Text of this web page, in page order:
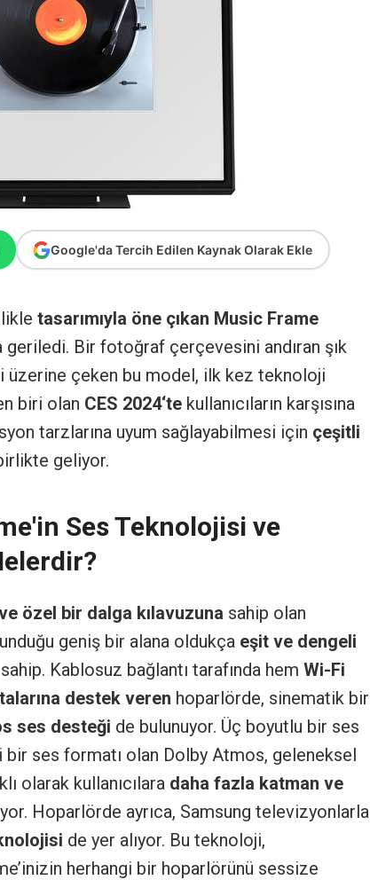
Google'da Tercih Edilen Kaynak Olarak Ekle
tasarımıyla öne çıkan Music Frame
geriledi. Bir fotoğraf çerçevesini andıran şık
üzerine çeken bu model, ilk kez teknoloji
biri olan CES 2024‘te kullanıcıların karşısına
tarzlarına uyum sağlayabilmesi için çeşitli
geliyor.
Ses Teknolojisi ve
özel bir dalga kılavuzuna sahip olan
geniş bir alana oldukça eşit ve dengeli
Kablosuz bağlantı tarafında hem Wi-Fi
destek veren hoparlörde, sinematik bir
ses desteği de bulunuyor. Üç boyutlu bir ses
ses formatı olan Dolby Atmos, geleneksel
olarak kullanıcılara daha fazla katman ve
Hoparlörde ayrıca, Samsung televizyonlarla
de yer alıyor. Bu teknoloji,
herhangi bir hoparlörünü sessize